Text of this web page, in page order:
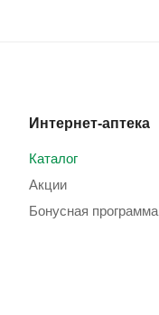
Интернет-аптека
Каталог
Акции
Бонусная программа